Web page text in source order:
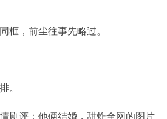
框，前尘往事先略过。
。